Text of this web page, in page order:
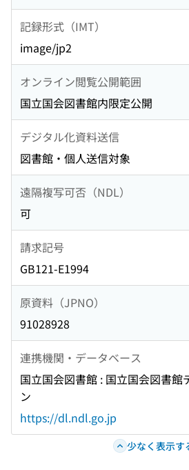
記録形式（IMT）
image/jp2
オンライン閲覧公開範囲
国立国会図書館内限定公開
デジタル化資料送信
図書館・個人送信対象
遠隔複写可否（NDL）
可
請求記号
GB121-E1994
原資料（JPNO）
91028928
連携機関・データベース
国立国会図書館 : 国立国会図書館
ン
https://dl.ndl.go.jp
少なく表示す